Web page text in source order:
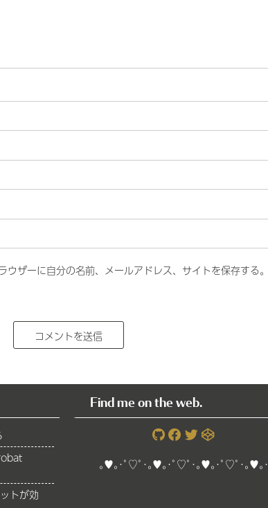
ザーに自分の名前、メールアドレス、サイトを保存する。
トが効
Find me on the web.
｡♥｡･ﾟ♡ﾟ･｡♥｡･ﾟ♡ﾟ･｡♥｡･ﾟ♡ﾟ･｡♥｡･